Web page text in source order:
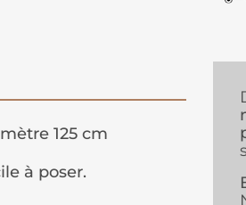
125 cm
à poser.